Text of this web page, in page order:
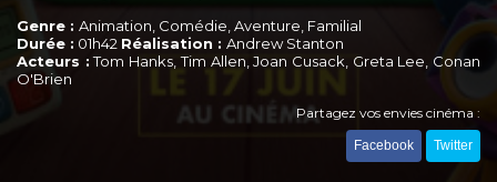
Genre : Animation, Comédie, Aventure, Familial
Durée : 01h42 Réalisation : Andrew Stanton
Acteurs :Tom Hanks, Tim Allen, Joan Cusack, Greta Lee, Conan
O'Brien
Partagez vos envies cinéma :
Facebook Twitter